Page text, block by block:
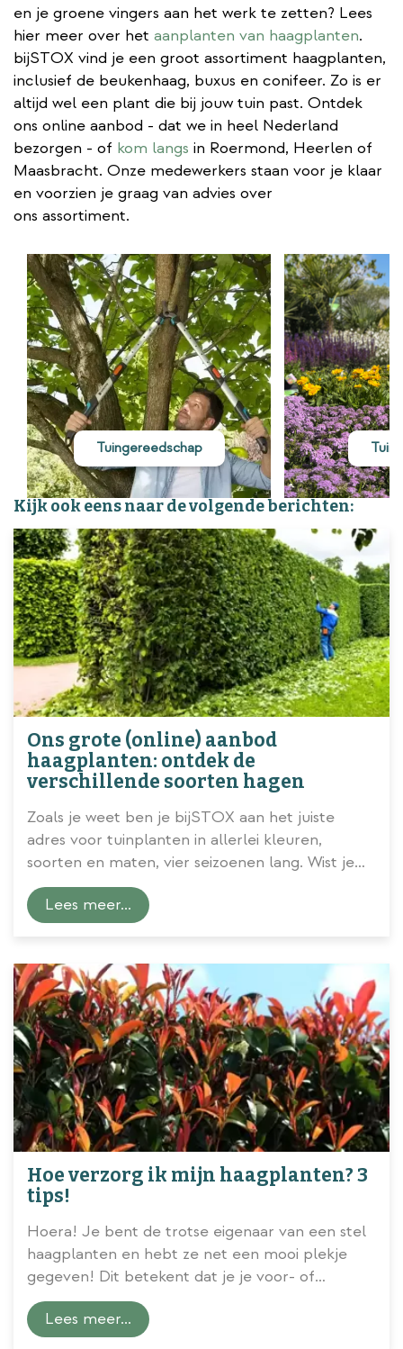
en je groene vingers aan het werk te zetten? Lees
hier meer over het aanplanten van haagplanten.
bijSTOX vind je een groot assortiment haagplanten,
inclusief de beukenhaag, buxus en conifeer. Zo is er
altijd wel een plant die bij jouw tuin past. Ontdek
ons online aanbod - dat we in heel Nederland
bezorgen - of kom langs in Roermond, Heerlen of
Maasbracht. Onze medewerkers staan voor je klaar
en voorzien je graag van advies over
ons assortiment.
Tuingereedschap
Kijk ook eens naar de volgende berichten:
Ons grote (online) aanbod
haagplanten: ontdek de
verschillende soorten hagen
Zoals je weet ben je bijSTOX aan het juiste
adres voor tuinplanten in allerlei kleuren,
soorten en maten, vier seizoenen lang. Wist je
bijvoorbeeld dat wij een eigen kwekerij hebben?
Om die reden kunnen we je planten van A+
plantgroep echte haagkenners te noemen. Je
vindt bijSTOX een groot assortiment
haagplanten, zowel in onze...
Lees meer...
Hoe verzorg ik mijn haagplanten? 3
tips!
Hoera! Je bent de trotse eigenaar van een stel
haagplanten en hebt ze net een mooi plekje
gegeven! Dit betekent dat je je voor- of
achtertuin zojuist van een flinke portie groen
hebt voorzien – leuk voor jou én alles wat er
Lees meer...